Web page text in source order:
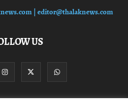
| editor@thalaknews.com
US